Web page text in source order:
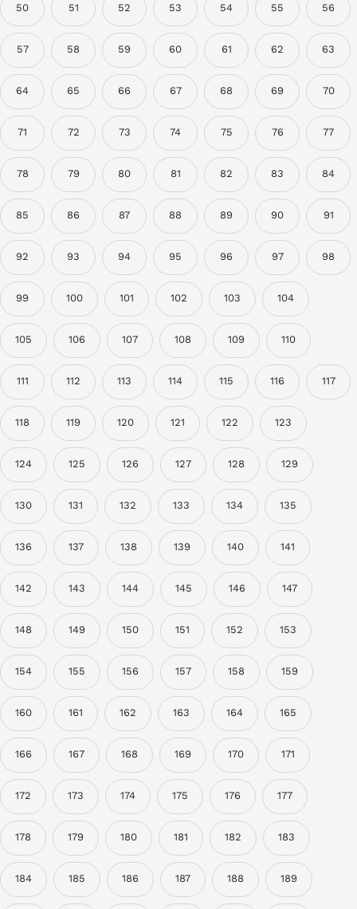
50 51 52 53 54 55 56
57 58 59 60 61 62 63
64 65 66 67 68 69 70
71 72 73 74 75 76 77
78 79 80 81 82 83 84
85 86 87 88 89 90 91
92 93 94 95 96 97 98
99 100 101 102 103 104
105 106 107 108 109 110
111 112 113 114 115 116 117
118 119 120 121 122 123
124 125 126 127 128 129
130 131 132 133 134 135
136 137 138 139 140 141
142 143 144 145 146 147
148 149 150 151 152 153
154 155 156 157 158 159
160 161 162 163 164 165
166 167 168 169 170 171
172 173 174 175 176 177
178 179 180 181 182 183
184 185 186 187 188 189